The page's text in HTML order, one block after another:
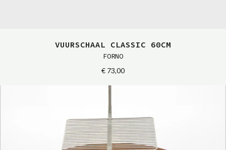
VUURSCHAAL CLASSIC 60CM
FORNO
€ 73,00